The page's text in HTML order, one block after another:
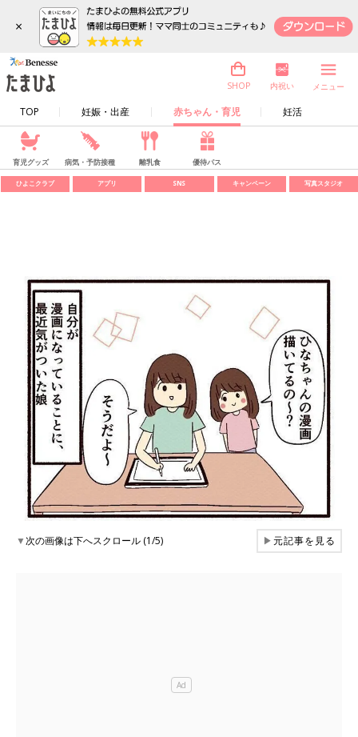
×
TOP 妊娠・出産 赤ちゃん・育児 妊活
SHOP 内祝い メニュー
育児グッズ 病気・予防接種 離乳食 優待パス
ひよこクラブ アプリ SNS キャンペーン 写真スタジオ
▼次の画像は下へスクロール (1/5) ▶元記事を見る